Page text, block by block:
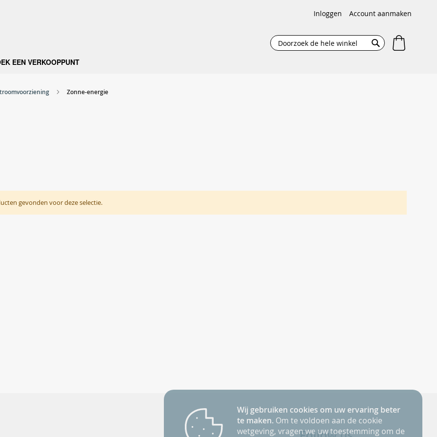
Wij gebruiken cookies om uw ervaring beter
te maken. Om te voldoen aan de cookie
wetgeving, vragen we uw toestemming om de
Inloggen Account aanmaken
Search
EEN VERKOOPPUNT
Zonne-energie
gevonden voor deze selectie.